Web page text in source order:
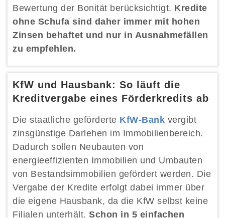
Bewertung der Bonität berücksichtigt. Kredite
ohne Schufa sind daher immer mit hohen
Zinsen behaftet und nur in Ausnahmefällen
zu empfehlen.
KfW und Hausbank: So läuft die
Kreditvergabe eines Förderkredits ab
Die staatliche geförderte KfW-Bank vergibt
zinsgünstige Darlehen im Immobilienbereich.
Dadurch sollen Neubauten von
energieeffizienten Immobilien und Umbauten
von Bestandsimmobilien gefördert werden. Die
Vergabe der Kredite erfolgt dabei immer über
die eigene Hausbank, da die KfW selbst keine
Filialen unterhält. Schon in 5 einfachen